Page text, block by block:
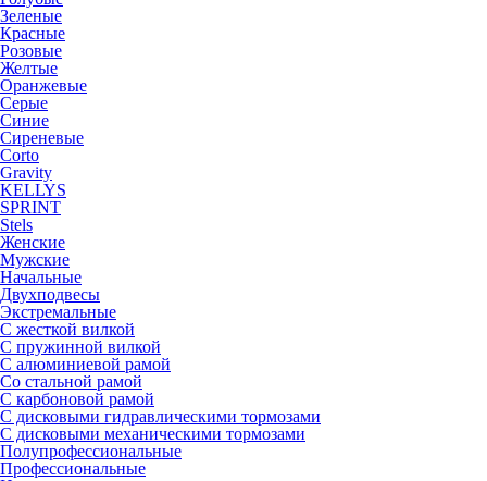
Зеленые
Красные
Розовые
Желтые
Оранжевые
Серые
Синие
Сиреневые
Corto
Gravity
KELLYS
SPRINT
Stels
Женские
Мужские
Начальные
Двухподвесы
Экстремальные
С жесткой вилкой
С пружинной вилкой
С алюминиевой рамой
Со стальной рамой
С карбоновой рамой
С дисковыми гидравлическими тормозами
С дисковыми механическими тормозами
Полупрофессиональные
Профессиональные